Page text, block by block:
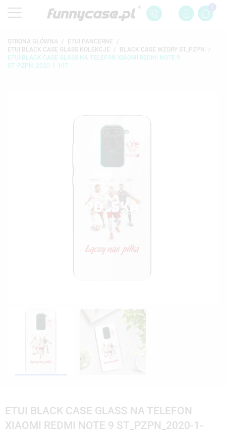
0
STRONA GŁÓWNA
ETUI PANCERNE
ETUI BLACK CASE GLASS KOLEKCJE
BLACK CASE WZORY ST_PZPN
ETUI BLACK CASE GLASS NA TELEFON XIAOMI REDMI NOTE 9
ST_PZPN_2020-1-107
ETUI BLACK CASE GLASS NA TELEFON
XIAOMI REDMI NOTE 9 ST_PZPN_2020-1-